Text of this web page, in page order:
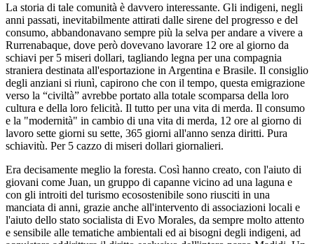
La storia di tale comunità è davvero interessante. Gli indigeni, negli
anni passati, inevitabilmente attirati dalle sirene del progresso e del
consumo, abbandonavano sempre più la selva per andare a vivere a
Rurrenabaque, dove però dovevano lavorare 12 ore al giorno da
schiavi per 5 miseri dollari, tagliando legna per una compagnia
straniera destinata all'esportazione in Argentina e Brasile. Il consiglio
degli anziani si riunì, capirono che con il tempo, questa emigrazione
verso la “civiltà” avrebbe portato alla totale scomparsa della loro
cultura e della loro felicità. Il tutto per una vita di merda. Il consumo
e la "modernità" in cambio di una vita di merda, 12 ore al giorno di
lavoro sette giorni su sette, 365 giorni all'anno senza diritti. Pura
schiavitù. Per 5 cazzo di miseri dollari giornalieri.
Era decisamente meglio la foresta. Così hanno creato, con l'aiuto di
giovani come Juan, un gruppo di capanne vicino ad una laguna e
con gli introiti del turismo ecosostenibile sono riusciti in una
manciata di anni, grazie anche all'intervento di associazioni locali e
l'aiuto dello stato socialista di Evo Morales, da sempre molto attento
e sensibile alle tematiche ambientali ed ai bisogni degli indigeni, ad